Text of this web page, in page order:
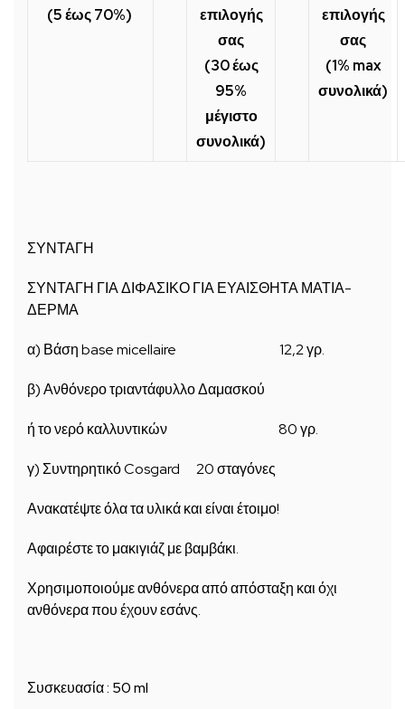
(5 έως 70%)
επιλογής
σας
(30 έως
95%
μέγιστο
συνολικά)
επιλογής
σας
(1% max
συνολικά)
ΣΥΝΤΑΓΗ
ΣΥΝΤΑΓΗ ΓΙΑ ΔΙΦΑΣΙΚΟ ΓΙΑ ΕΥΑΙΣΘΗΤΑ ΜΑΤΙΑ-
ΔΕΡΜΑ
α) Βάση base micellaire 12,2 γρ.
β) Ανθόνερο τριαντάφυλλο Δαμασκού
ή το νερό καλλυντικών 80 γρ.
γ) Συντηρητικό Cosgard 20 σταγόνες
Ανακατέψτε όλα τα υλικά και είναι έτοιμο!
Αφαιρέστε το μακιγιάζ με βαμβάκι.
Χρησιμοποιούμε ανθόνερα από απόσταξη και όχι
ανθόνερα που έχουν εσάνς.
Συσκευασία : 50 ml